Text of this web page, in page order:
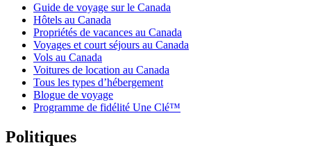
Guide de voyage sur le Canada
Hôtels au Canada
Propriétés de vacances au Canada
Voyages et court séjours au Canada
Vols au Canada
Voitures de location au Canada
Tous les types d’hébergement
Blogue de voyage
Programme de fidélité Une Clé™
Politiques